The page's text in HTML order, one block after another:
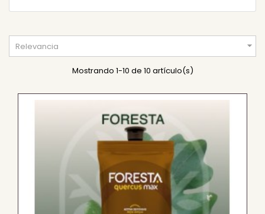
Relevancia 
Mostrando 1-10 de 10 artículo(s)